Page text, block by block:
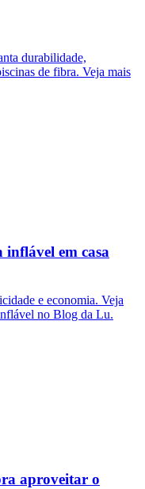
durabilidade,
de fibra. Veja mais
inflável em casa
e economia. Veja
no Blog da Lu.
aproveitar o